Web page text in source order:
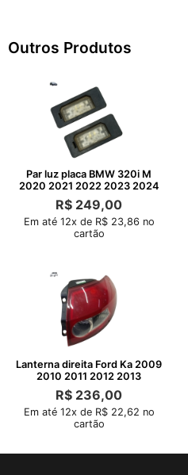
Outros Produtos
Par luz placa BMW 320i M
2020 2021 2022 2023 2024
R$ 249,00
Em até 12x de R$ 23,86 no
cartão
Lanterna direita Ford Ka 2009
2010 2011 2012 2013
R$ 236,00
Em até 12x de R$ 22,62 no
cartão